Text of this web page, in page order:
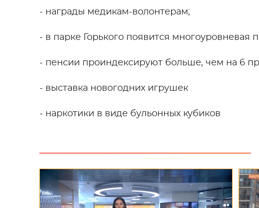
- награды медикам-волонтерам;
- в парке Горького появится многоуровневая
- пенсии проиндексируют больше, чем на 6
- выставка новогодних игрушек
- наркотики в виде бульонных кубиков